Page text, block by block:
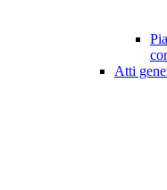
Atti